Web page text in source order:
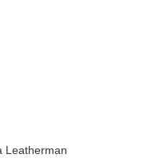
Leatherman